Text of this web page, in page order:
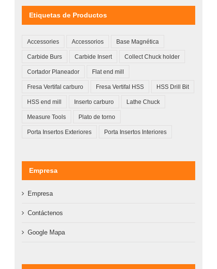
Etiquetas de Productos
Accessories Accessorios Base Magnética
Carbide Burs Carbide Insert Collect Chuck holder
Cortador Planeador Flat end mill
Fresa Vertifal carburo Fresa Vertifal HSS HSS Drill Bit
HSS end mill Inserto carburo Lathe Chuck
Measure Tools Plato de torno
Porta Insertos Exteriores Porta Insertos Interiores
Empresa
Empresa
Contáctenos
Google Mapa